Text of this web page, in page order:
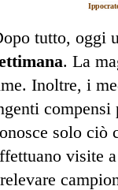
tutto, oggi
. La
Inoltre, i
compensi
solo ciò
visite